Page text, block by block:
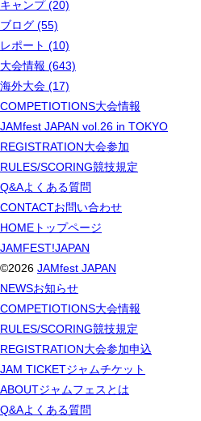
キャンプ (20)
ブログ (55)
レポート (10)
大会情報 (643)
海外大会 (17)
COMPETIOTIONS大会情報
JAMfest JAPAN vol.26 in TOKYO
REGISTRATION大会参加
RULES/SCORING競技規定
Q&Aよくある質問
CONTACTお問い合わせ
HOME トップページ
JAMFEST!JAPAN
©2026 JAMfest JAPAN
NEWSお知らせ
COMPETIOTIONS大会情報
RULES/SCORING競技規定
REGISTRATION大会参加申込
JAM TICKETジャムチケット
ABOUTジャムフェスとは
Q&Aよくある質問